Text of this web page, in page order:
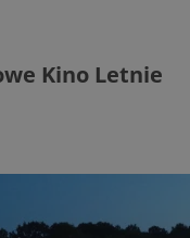
Kino Letnie